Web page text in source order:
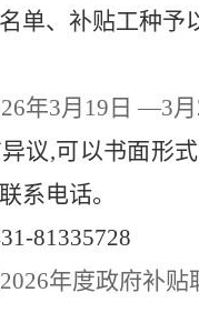
单、补贴工种予
年3月19日 —3月
议,可以书面形
系电话。
81335728
2026年度政府补贴